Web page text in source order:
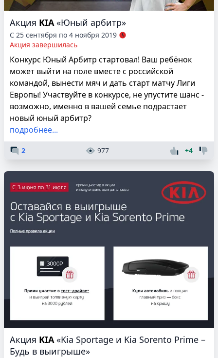
Акция KIA «Юный арбитр»
С 25 сентября по 4 ноября 2019
Акция завершилась
Конкурс Юный Арбитр стартовал! Ваш ребёнок
может выйти на поле вместе с российской
командой, вынести мяч и дать старт матчу Лиги
Европы! Участвуйте в конкурсе, не упустите шанс -
возможно, именно в вашей семье подрастает
новый юный арбитр?
подробнее...
2 977 +4
Акция KIA «Kia Sportage и Kia Sorento Prime –
Будь в выигрыше»